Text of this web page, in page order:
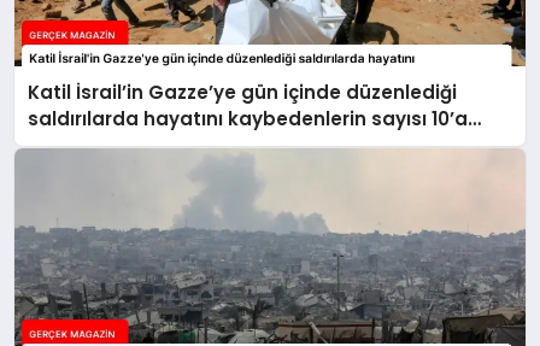
Katil İsrail’in Gazze’ye gün içinde düzenlediği
saldırılarda hayatını kaybedenlerin sayısı 10’a
yükseldi